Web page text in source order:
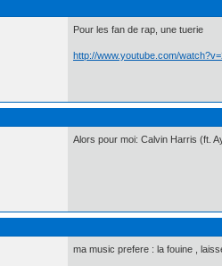
Pour les fan de rap, une tuerie
http://www.youtube.com/
Alors pour moi: Calvin Harris (ft.
ma music prefere : la fouine ,